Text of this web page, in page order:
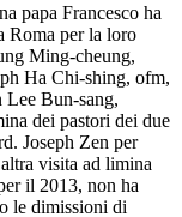
papa Francesco ha
Roma per la loro
Ming-cheung,
Ha Chi-shing, ofm,
Lee Bun-sang,
dei pastori dei due
Joseph Zen per
visita ad limina
il 2013, non ha
le dimissioni di